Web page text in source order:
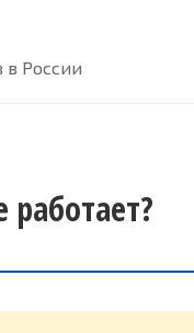
в России